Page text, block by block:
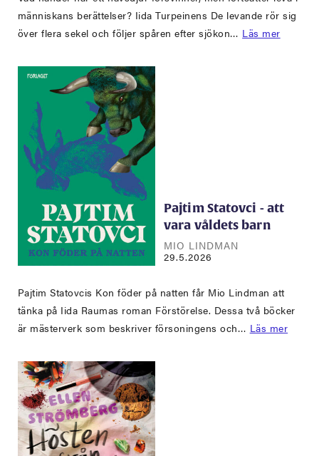
människans berättelser? Iida Turpeinens De levande rör sig
över flera sekel och följer spåren efter sjökon… Läs mer
Pajtim Statovci - att
vara våldets barn
MIO LINDMAN
29.5.2026
Pajtim Statovcis Kon föder på natten får Mio Lindman att
tänka på Iida Raumas roman Förstörelse. Dessa två böcker
är mästerverk som beskriver försoningens och… Läs mer